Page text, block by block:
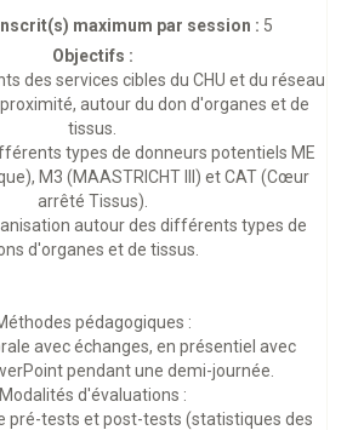
maximum par session : 5
Objectifs :
des services cibles du CHU et du réseau
autour du don d'organes et de
tissus.
types de donneurs potentiels ME
M3 (MAASTRICHT III) et CAT (Cœur
arrêté Tissus).
autour des différents types de
d'organes et de tissus.
pédagogiques :
avec échanges, en présentiel avec
pendant une demi-journée.
Modalités d'évaluations :
pré-tests et post-tests (statistiques des